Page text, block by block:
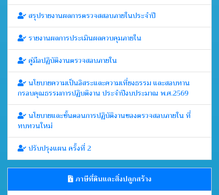
สรุปรายงานผลการตรวจสสอบภายในประจำปี
รายงานผลการประเมินผลควบคุมภายใน
คู่มือปฏิบัติงานตรวจสอบภายใน
นโยบายความเป็นอิสระและความเที่ยงธรรม และสอบทาน
กรอบคุณธรรมการปฏิบติงาน ประจำปีงบประมาณ พ.ศ.2569
นโยบายและขั้นตอนการปฏิบัติงานของตรวจสอบภายใน ที่
ทบทวนใหม่
ปรับปรุงแผน ครั้งที่ 2
ภาษีที่ดินและสิ่งปลูกสร้าง